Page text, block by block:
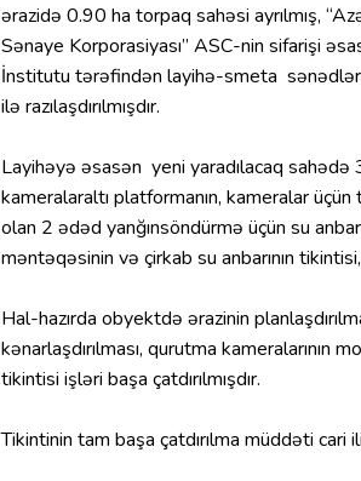
ərazidə 0.90 ha torpaq sahəsi ayrılmış,
Sənaye Korporasiyası” ASC-nin sifarişi
İnstitutu tərəfindən layihə-smeta
ilə razılaşdırılmışdır.
Layihəyə əsasən yeni yaradılacaq sahədə
kameralaraltı platformanın, kameralar
olan 2 ədəd yanğınsöndürmə üçün su
məntəqəsinin və çirkab su anbarının
Hal-hazırda obyektdə ərazinin
kənarlaşdırılması, qurutma kameralarının
tikintisi işləri başa çatdırılmışdır.
Tikintinin tam başa çatdırılma müddəti cari